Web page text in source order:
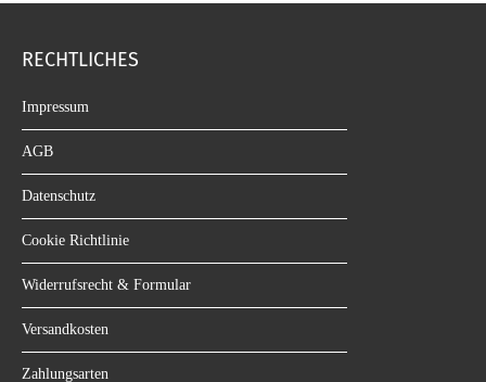
RECHTLICHES
Impressum
AGB
Datenschutz
Cookie Richtlinie
Widerrufsrecht & Formular
Versandkosten
Zahlungsarten